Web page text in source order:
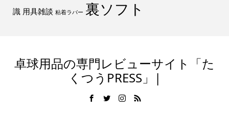
識 用具雑談 粘着ラバー 裏ソフト
卓球用品の専門レビューサイト「た
くつうPRESS」|